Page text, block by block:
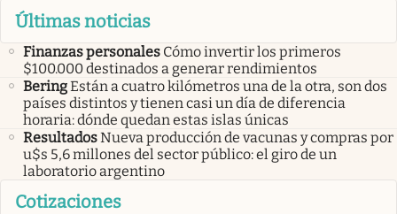
Últimas noticias
Finanzas personales Cómo invertir los primeros
$100.000 destinados a generar rendimientos
BeringEstán a cuatro kilómetros una de la otra, son dos
países distintos y tienen casi un día de diferencia
horaria: dónde quedan estas islas únicas
ResultadosNueva producción de vacunas y compras por
u$s 5,6 millones del sector público: el giro de un
laboratorio argentino
Cotizaciones